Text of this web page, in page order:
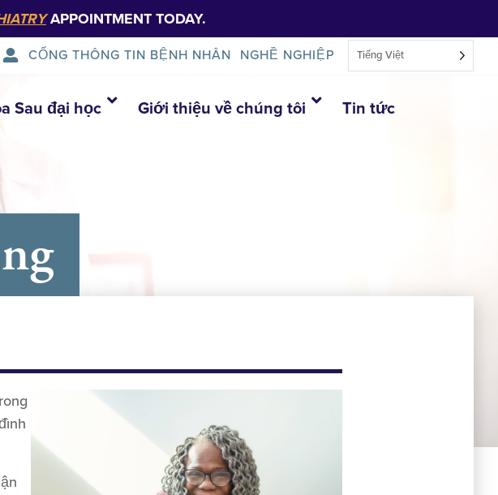
APPOINTMENT TODAY.
CỔNG THÔNG TIN BỆNH NHÂN NGHỀ NGHIỆP Tiếng Việt
Sau đại học Giới thiệu về chúng tôi Tin tức